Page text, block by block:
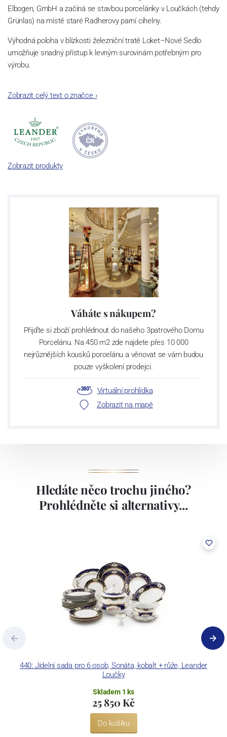
Elbogen, GmbH a začíná se stavbou porcelánky v Loučkách (tehdy
Grünlas) na místě staré Radherovy parní cihelny.
Výhodná poloha v blízkosti železniční tratě Loket–Nové Sedlo
umožňuje snadný přístup k levným surovinám potřebným pro
výrobu.
evropským výrobcům.
Zobrazit celý text o značce›
Zobrazit produkty
Váháte s nákupem?
Přijďte si zboží prohlédnout do našeho 3patrového Domu
Porcelánu. Na 450 m2 zde najdete přes 10 000
nejrůznějších kousků porcelánu a věnovat se vám budou
pouze vyškolení prodejci.
Virtuální prohlídka
Zobrazit na mapě
Hledáte něco trochu jiného?
Prohlédněte si alternativy...
440: Jídelní sada pro 6 osob, Sonáta, kobalt + růže, Leander
Loučky
Skladem 1 ks
25 850 Kč
Do košíku